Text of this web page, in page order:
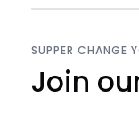
SUPPER CHANGE
Join